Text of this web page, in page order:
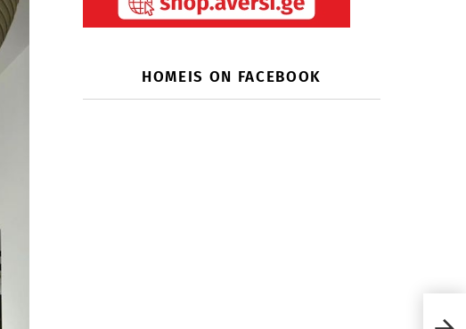
HOMEIS ON FACEBOOK